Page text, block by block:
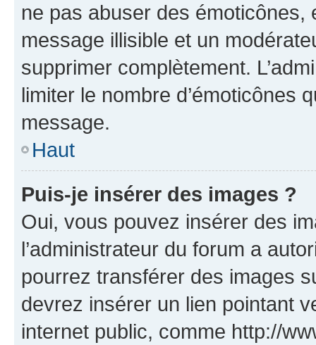
ne pas abuser des
message illisible et un
supprimer complètement.
limiter le nombre d’émoticônes
message.
Haut
Puis-je insérer des images ?
Oui, vous pouvez insérer des
l’administrateur du forum a
pourrez transférer des images
devrez insérer un lien pointant
internet public, comme http://